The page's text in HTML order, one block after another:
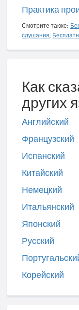
Практика
Смотрите также:
слушания,
Как
других
Английский
Французский
Испанский
Китайский
Немецкий
Итальянский
Японский
Русский
Корейский